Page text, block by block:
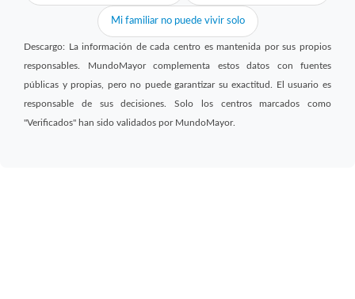
Mi familiar no puede vivir solo
Descargo: La información de cada centro es mantenida por sus propios
responsables. MundoMayor complementa estos datos con fuentes
públicas y propias, pero no puede garantizar su exactitud. El usuario es
responsable de sus decisiones. Solo los centros marcados como
"Verificados" han sido validados por MundoMayor.